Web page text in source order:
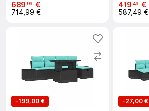
689 99 €
714,99 €
419 49 €
587,49 €
-199,00 €
-27,00 €